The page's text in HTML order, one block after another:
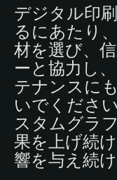
デジタル印
るにあたり
材を選び、
ーと協力し
テナンスに
いでくださ
スタムグラ
果を上げ続
響を与え続